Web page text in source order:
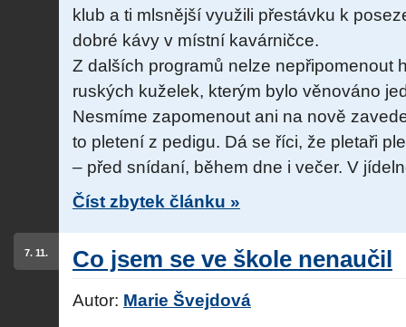
klub a ti mlsnější využili přestávku k
dobré kávy v místní kavárničce.
Z dalších programů nelze nepřipomenout
ruských kuželek, kterým bylo věnováno
Nesmíme zapomenout ani na nově
to pletení z pedigu. Dá se říci, že pletaři
– před snídaní, během dne i večer. V
Číst zbytek článku »
Co jsem se ve škole nenaučil
7. 11.
Autor: Marie Švejdová